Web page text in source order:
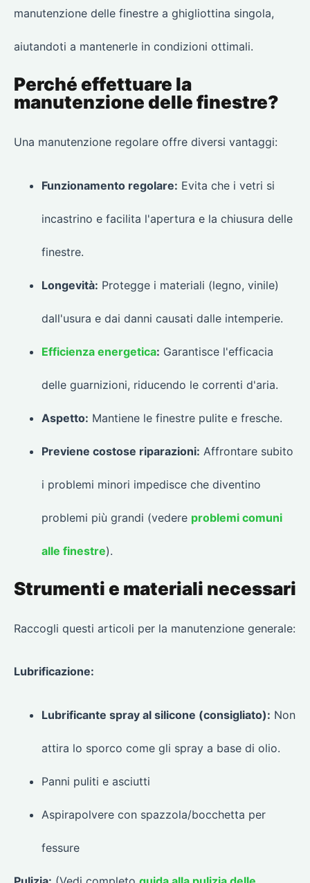
manutenzione delle finestre a ghigliottina singola,
aiutandoti a mantenerle in condizioni ottimali.
Perché effettuare la
manutenzione delle finestre?
Una manutenzione regolare offre diversi vantaggi:
Funzionamento regolare: Evita che i vetri si
incastrino e facilita l'apertura e la chiusura delle
finestre.
Longevità: Protegge i materiali (legno, vinile)
dall'usura e dai danni causati dalle intemperie.
Efficienza energetica: Garantisce l'efficacia
delle guarnizioni, riducendo le correnti d'aria.
Aspetto: Mantiene le finestre pulite e fresche.
Previene costose riparazioni: Affrontare subito
i problemi minori impedisce che diventino
problemi più grandi (vedere problemi comuni
alle finestre).
Strumenti e materiali necessari
Raccogli questi articoli per la manutenzione generale:
Lubrificazione:
Lubrificante spray al silicone (consigliato): Non
attira lo sporco come gli spray a base di olio.
Panni puliti e asciutti
Aspirapolvere con spazzola/bocchetta per
fessure